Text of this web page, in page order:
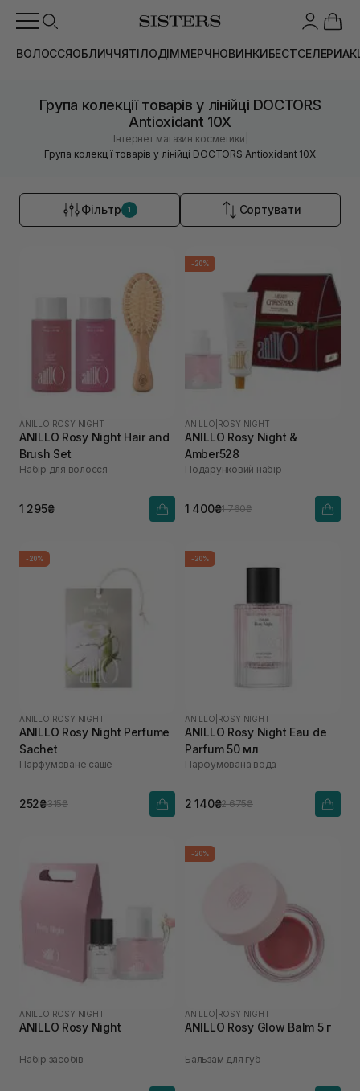
ВОЛОССЯОБЛИЧЧЯТІЛОДІММЕРЧНОВИНКИБЕСТСЕЛЕРИ
Група колекції товарів у лінійці DOCTORS
Antioxidant 10X
Інтернет магазин косметики
Група колекції товарів у лінійці DOCTORS Antioxidant 10X
Фільтр 1 Сортувати
ANILLO ROSY NIGHT
ANILLO Rosy Night Hair and
Brush Set
Набір для волосся
1 295₴
-20%
ANILLO ROSY NIGHT
ANILLO Rosy Night &
Amber528
Подарунковий набір
1 400₴1 760₴
-20%
ANILLO ROSY NIGHT
ANILLO Rosy Night Perfume
Sachet
Парфумоване саше
252₴315₴
-20%
ANILLO ROSY NIGHT
ANILLO Rosy Night Eau de
Parfum 50 мл
Парфумована вода
2 140₴2 675₴
ANILLO ROSY NIGHT
ANILLO Rosy Night
Набір засобів
-20%
ANILLO ROSY NIGHT
ANILLO Rosy Glow Balm 5 г
Бальзам для губ